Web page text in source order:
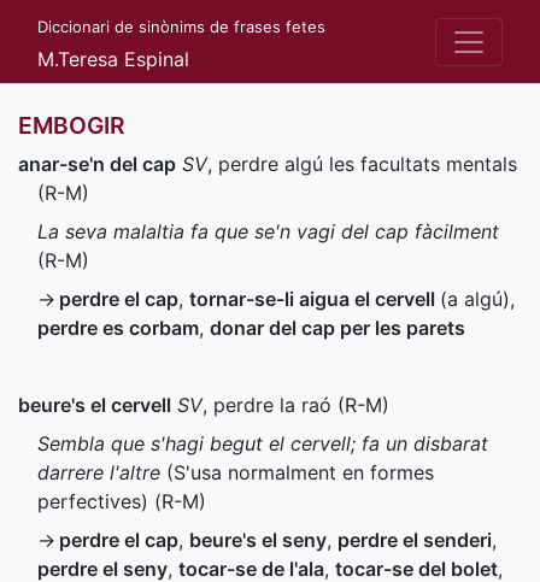
Diccionari de sinònims de frases fetes
M.Teresa Espinal
EMBOGIR
anar-se'n del cap SV, perdre algú les facultats mentals
(R-M)
La seva malaltia fa que se'n vagi del cap fàcilment
(R-M)
→ perdre el cap, tornar-se-li aigua el cervell (a algú),
perdre es corbam, donar del cap per les parets
beure's el cervell SV, perdre la raó (R-M)
Sembla que s'hagi begut el cervell; fa un disbarat
darrere l'altre (S'usa normalment en formes
perfectives) (R-M)
→ perdre el cap, beure's el seny, perdre el senderi,
perdre el seny, tocar-se de l'ala, tocar-se del bolet,